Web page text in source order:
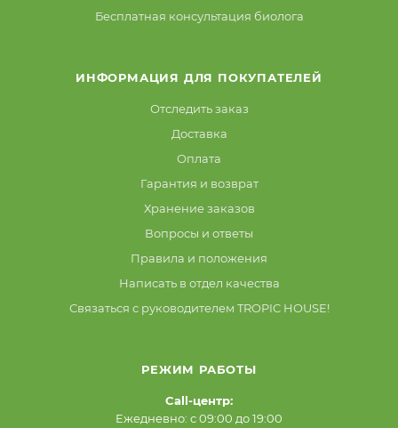
Бесплатная консультация биолога
ИНФОРМАЦИЯ ДЛЯ ПОКУПАТЕЛЕЙ
Отследить заказ
Доставка
Оплата
Гарантия и возврат
Хранение заказов
Вопросы и ответы
Правила и положения
Написать в отдел качества
Связаться с руководителем TROPIC HOUSE!
РЕЖИМ РАБОТЫ
Call-центр:
Ежедневно: с 09:00 до 19:00